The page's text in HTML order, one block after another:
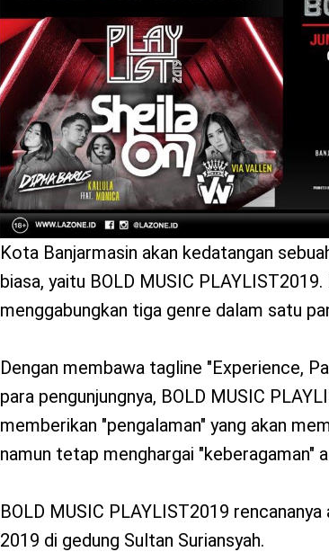
benefit
menarik
Kota Banjarmasin akan kedatangan
biasa, yaitu BOLD MUSIC
menggabungkan tiga genre dalam satu
Dengan membawa tagline "Experience,
para pengunjungnya, BOLD MUSIC
memberikan "pengalaman" yang akan
namun tetap menghargai "keberagaman"
BOLD MUSIC PLAYLIST2019
2019 di gedung Sultan Suriansyah.